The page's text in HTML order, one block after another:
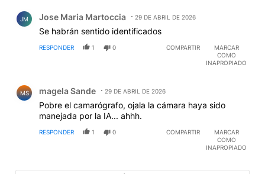
JM Jose Maria Martoccia 29 DE ABRIL DE 2026
Se habrán sentido identificados
RESPONDER 1 0 COMPARTIR
MARCAR
COMO
INAPROPIADO
MS magela Sande 29 DE ABRIL DE 2026
Pobre el camarógrafo, ojala la cámara haya sido
manejada por la IA... ahhh.
RESPONDER 1 0 COMPARTIR
MARCAR
COMO
INAPROPIADO